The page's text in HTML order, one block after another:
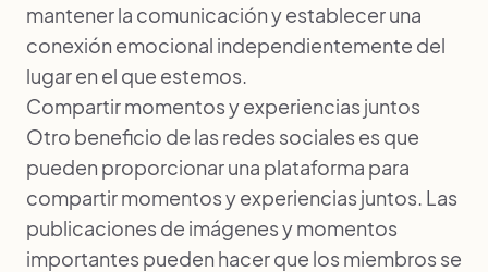
mantener la comunicación y establecer una
conexión emocional independientemente del
lugar en el que estemos.
Compartir momentos y experiencias juntos
Otro beneficio de las redes sociales es que
pueden proporcionar una plataforma para
compartir momentos y experiencias juntos. Las
publicaciones de imágenes y momentos
importantes pueden hacer que los miembros se